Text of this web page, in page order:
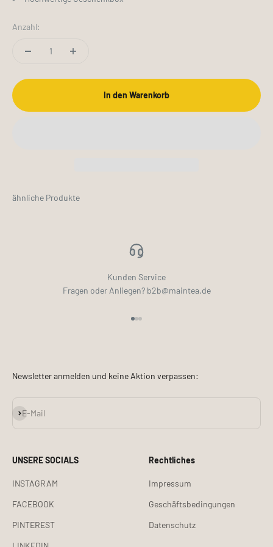
Anzahl:
In den Warenkorb
Kunden Service
Fragen oder Anliegen? b2b@maintea.de
Newsletter anmelden und keine Aktion verpassen:
E-Mail
Abonnieren
UNSERE SOCIALS
INSTAGRAM
FACEBOOK
PINTEREST
Rechtliches
Impressum
Geschäftsbedingungen
Datenschutz